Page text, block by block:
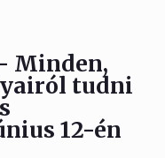
Minden,
tudni
12-én